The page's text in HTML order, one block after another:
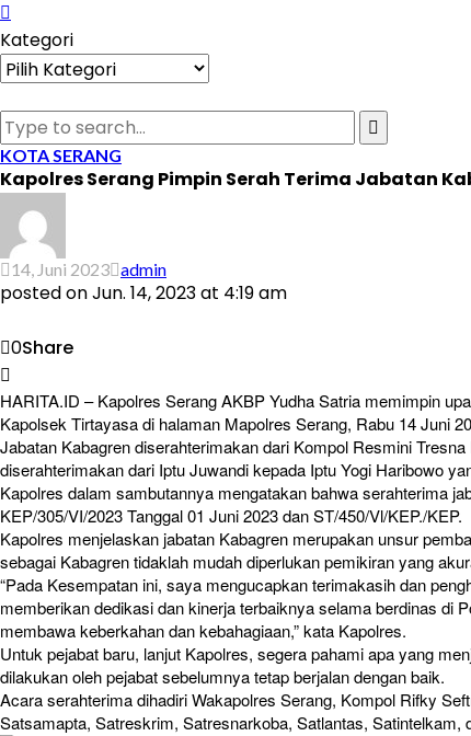
Kategori
Kategori
KOTA SERANG
Kapolres Serang Pimpin Serah Terima Jabatan
14, Juni 2023 admin
posted onJun. 14, 2023 at 4:19 am
0Share
HARITA.ID – Kapolres Serang AKBP Yudha Satria memimpin
Kapolsek Tirtayasa di halaman Mapolres Serang, Rabu 14 Juni
Jabatan Kabagren diserahterimakan dari Kompol Resmini
diserahterimakan dari Iptu Juwandi kepada Iptu Yogi Haribowo
Kapolres dalam sambutannya mengatakan bahwa serahterima
KEP/305/VI/2023 Tanggal 01 Juni 2023 dan ST/450/Vl/KEP./KEP.
Kapolres menjelaskan jabatan Kabagren merupakan unsur
sebagai Kabagren tidaklah mudah diperlukan pemikiran yang
“Pada Kesempatan ini, saya mengucapkan terimakasih dan
memberikan dedikasi dan kinerja terbaiknya selama berdinas di
membawa keberkahan dan kebahagiaan,” kata Kapolres.
Untuk pejabat baru, lanjut Kapolres, segera pahami apa yang
dilakukan oleh pejabat sebelumnya tetap berjalan dengan baik.
Acara serahterima dihadiri Wakapolres Serang, Kompol Rifky
Satsamapta, Satreskrim, Satresnarkoba, Satlantas, Satintelkam,